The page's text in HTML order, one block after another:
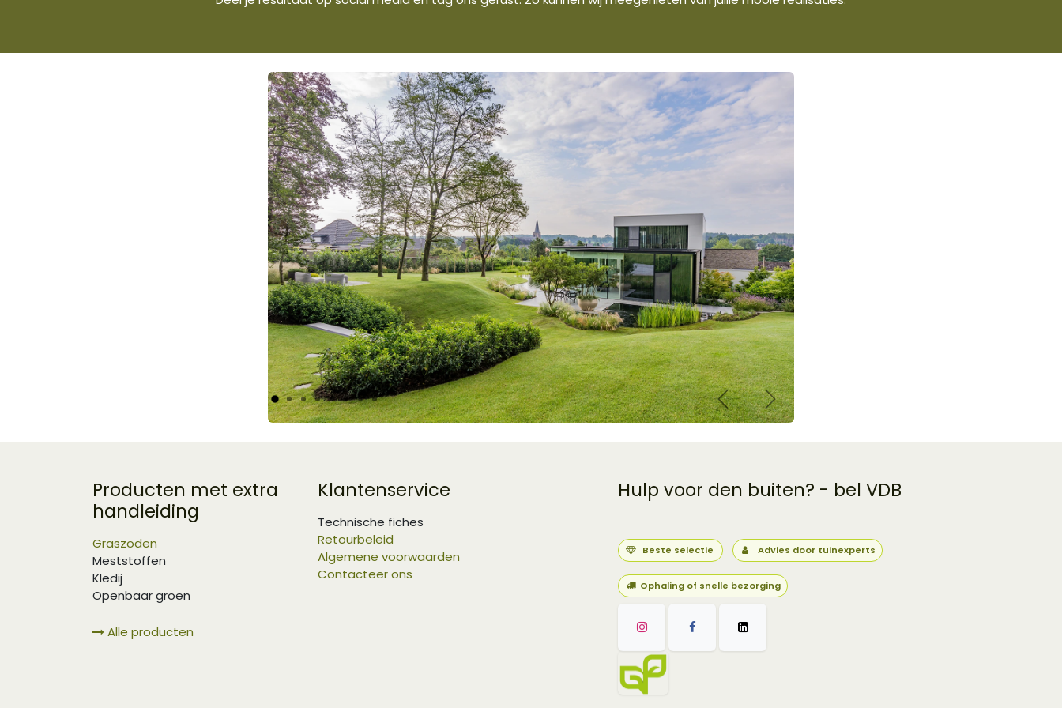
Vorige Volgende
Producten met extra
handleiding
Graszoden
Meststoffen
Kledij
Openbaar groen
Alle producten
Klantenservice
Technische fiches
Retourbeleid
Algemene voorwaarden
Contacteer ons
Hulp voor den buiten? - bel VDB
Beste selectie Advies door tuinexperts
Ophaling of snelle bezorging